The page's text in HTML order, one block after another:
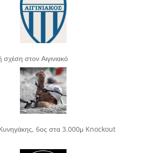
στον Αιγινιακό
Κυνηγάκης, 6ος στα 3.000μ Knockout